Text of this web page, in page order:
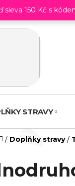
sleva 150 Kč s
STRAVY
Domů
/ Doplňky stravy /